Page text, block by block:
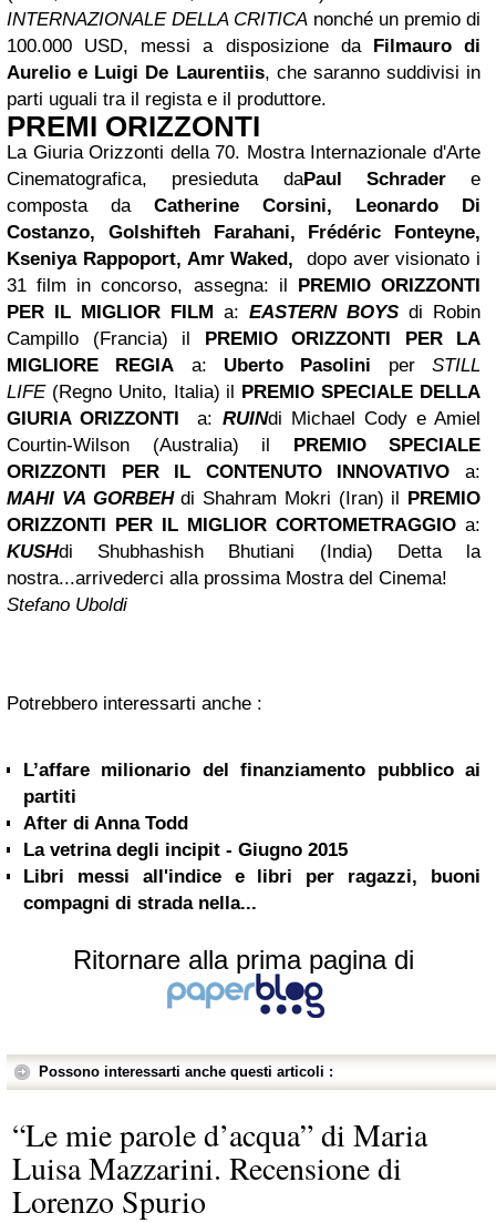
INTERNAZIONALE DELLA CRITICA nonché un premio di
100.000 USD, messi a disposizione da Filmauro di
Aurelio e Luigi De Laurentiis, che saranno suddivisi in
parti uguali tra il regista e il produttore.
PREMI ORIZZONTI
La Giuria Orizzonti della 70. Mostra Internazionale d'Arte
Cinematografica, presieduta daPaul Schrader e
composta da Catherine Corsini, Leonardo Di
Costanzo, Golshifteh Farahani, Frédéric Fonteyne,
Kseniya Rappoport, Amr Waked,
dopo aver visionato i
31 film in concorso, assegna: il PREMIO ORIZZONTI
PER IL MIGLIOR FILM a: EASTERN BOYS di Robin
Campillo (Francia)
il PREMIO ORIZZONTI PER LA
MIGLIORE REGIA a: Uberto Pasolini perSTILL
LIFE(Regno Unito, Italia) il PREMIO SPECIALE DELLA
GIURIA ORIZZONTIa: RUINdi Michael Cody e Amiel
Courtin-Wilson (Australia)
il PREMIO SPECIALE
ORIZZONTI PER IL CONTENUTO INNOVATIVO a:
MAHI VA GORBEHdi Shahram Mokri (Iran) il PREMIO
ORIZZONTI PER IL MIGLIOR CORTOMETRAGGIO a:
KUSHdi Shubhashish Bhutiani (India)
Detta la
nostra...arrivederci alla prossima Mostra del Cinema!
Stefano Uboldi
Potrebbero interessarti anche :
L’affare milionario del finanziamento pubblico ai
partiti
After di Anna Todd
La vetrina degli incipit - Giugno 2015
Libri messi all'indice e libri per ragazzi, buoni
compagni di strada nella...
Ritornare alla prima pagina di
Possono interessarti anche questi articoli :
“Le mie parole d’acqua” di Maria
Luisa Mazzarini. Recensione di
Lorenzo Spurio